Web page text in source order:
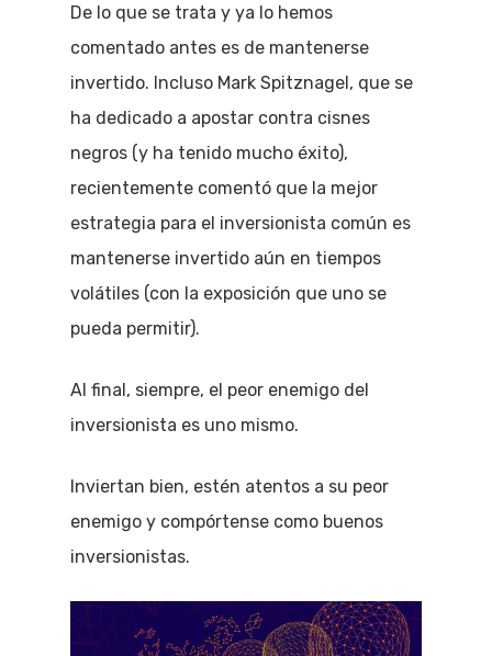
De lo que se trata y ya lo hemos
comentado antes es de mantenerse
invertido. Incluso Mark Spitznagel, que se
ha dedicado a apostar contra cisnes
negros (y ha tenido mucho éxito),
recientemente comentó que la mejor
estrategia para el inversionista común es
mantenerse invertido aún en tiempos
volátiles (con la exposición que uno se
pueda permitir).
Al final, siempre, el peor enemigo del
inversionista es uno mismo.
Inviertan bien, estén atentos a su peor
enemigo y compórtense como buenos
inversionistas.